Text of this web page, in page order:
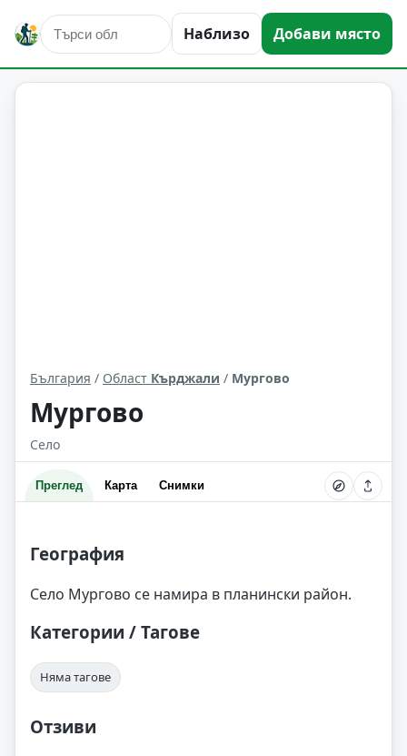
Наблизо Добави място
Мургово Област: Кърджали
България / Област Кърджали / Мургово
Мургово
Село
Преглед Карта Снимки
География
Село Мургово се намира в планински район.
Категории / Тагове
Няма тагове
Отзиви